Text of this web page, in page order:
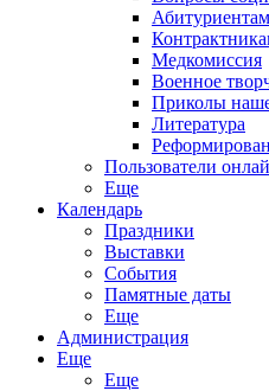
Абитуриентам
Медкомиссия
Военное
Приколы
Литература
Пользователи
Еще
Календарь
Праздники
Выставки
События
Памятные даты
Еще
Администрация
Еще
Еще